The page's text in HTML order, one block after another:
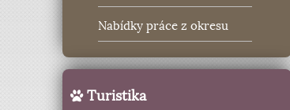
Nabídky práce z okresu
Turistika